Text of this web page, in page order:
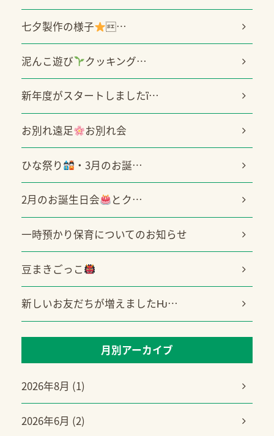
七夕製作の様子 …
泥んこ遊び クッキング…
新年度がスタートしましたἳ…
お別れ遠足 お別れ会
ひな祭り ・3月のお誕…
2月のお誕生日会 とク…
一時預かり保育についてのお知らせ
豆まきごっこ
新しいお友だちが増えましたǶ…
月別アーカイブ
2026年8月 (1)
2026年6月 (2)